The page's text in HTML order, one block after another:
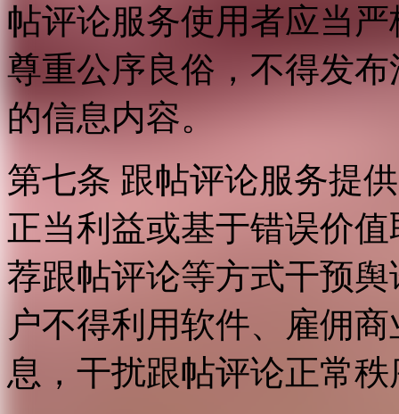
帖评论服务使用者应当
尊重公序良俗，不得发
的信息内容。
第七条 跟帖评论服务提
正当利益或基于错误价
荐跟帖评论等方式干预
户不得利用软件、雇佣
息，干扰跟帖评论正常